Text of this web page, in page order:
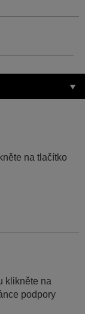
na tlačítko
klikněte na
podpory